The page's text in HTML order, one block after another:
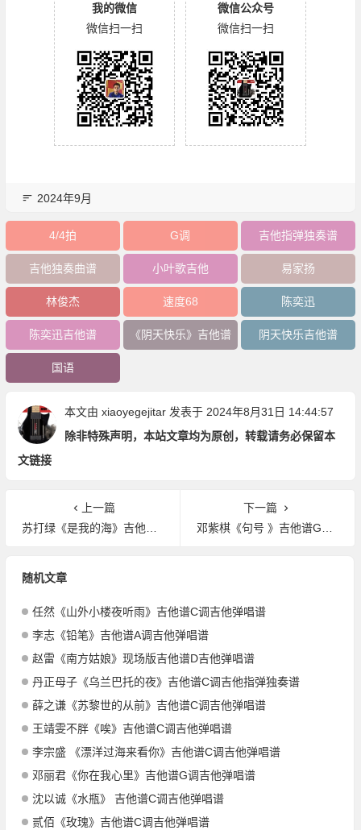
我的微信
微信扫一扫
微信公众号
微信扫一扫
2024年9月
4/4拍 G调 吉他指弹独奏谱
吉他独奏曲谱 小叶歌吉他 易家扬
林俊杰 速度68 陈奕迅
陈奕迅吉他谱 《阴天快乐》吉他谱 阴天快乐吉他谱
国语
本文由 xiaoyegejitar发表于 2024年8月31日 14:44:57
除非特殊声明，本站文章均为原创，转载请务必保留本
文链接
上一篇
苏打绿《是我的海》吉他谱G调吉他指弹独奏谱
下一篇
邓紫棋《句号 》吉他谱G调吉他指弹独奏谱
随机文章
任然《山外小楼夜听雨》吉他谱C调吉他弹唱谱
李志《铅笔》吉他谱A调吉他弹唱谱
赵雷《南方姑娘》现场版吉他谱D吉他弹唱谱
丹正母子《乌兰巴托的夜》吉他谱C调吉他指弹独奏谱
薛之谦《苏黎世的从前》吉他谱C调吉他弹唱谱
王靖雯不胖《唉》吉他谱C调吉他弹唱谱
李宗盛 《漂洋过海来看你》吉他谱C调吉他弹唱谱
邓丽君《你在我心里》吉他谱G调吉他弹唱谱
沈以诚《水瓶》 吉他谱C调吉他弹唱谱
贰佰《玫瑰》吉他谱C调吉他弹唱谱